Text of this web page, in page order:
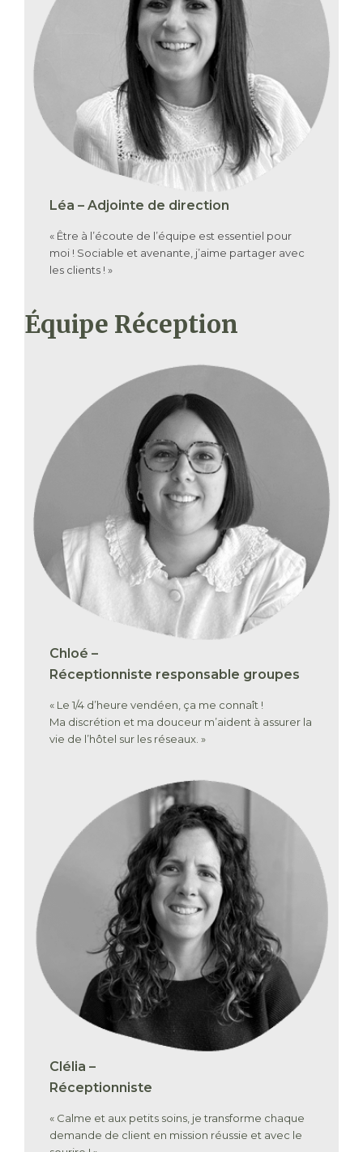
Léa – Adjointe de direction
« Être à l’écoute de l’équipe est essentiel pour
moi ! Sociable et avenante, j’aime partager avec
les clients ! »
Équipe Réception
Chloé –
Réceptionniste responsable groupes
« Le 1/4 d’heure vendéen, ça me connaît !
Ma discrétion et ma douceur m’aident à assurer la
vie de l’hôtel sur les réseaux. »
Clélia –
Réceptionniste
« Calme et aux petits soins, je transforme chaque
demande de client en mission réussie et avec le